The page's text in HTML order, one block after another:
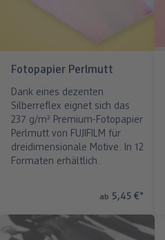
Fotopapier Perlmutt
Dank eines dezenten
Silberreflex eignet sich das
237 g/m² Premium-Fotopapier
Perlmutt von FUJIFILM für
dreidimensionale Motive. In 12
Formaten erhältlich.
ab 5,45 €*